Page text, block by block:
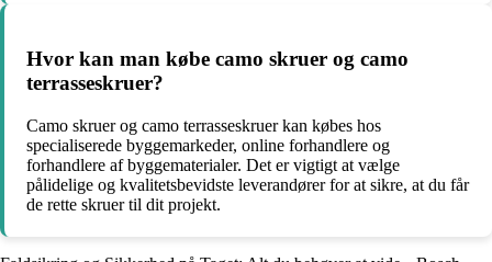
Hvor kan man købe camo skruer og camo
terrasseskruer?
Camo skruer og camo terrasseskruer kan købes hos
specialiserede byggemarkeder, online forhandlere og
forhandlere af byggematerialer. Det er vigtigt at vælge
pålidelige og kvalitetsbevidste leverandører for at sikre, at du får
de rette skruer til dit projekt.